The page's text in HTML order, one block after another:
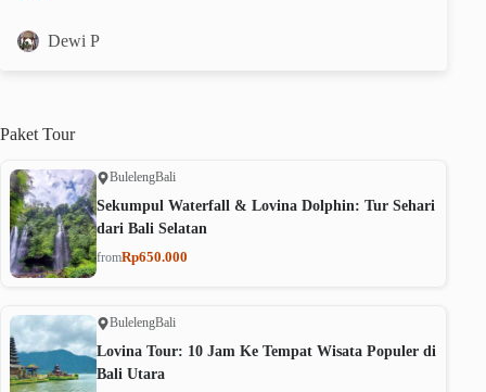
Dewi P
Paket Tour
BulelengBali
Sekumpul Waterfall & Lovina Dolphin: Tur Sehari
dari Bali Selatan
fromRp650.000
BulelengBali
Lovina Tour: 10 Jam Ke Tempat Wisata Populer di
Bali Utara